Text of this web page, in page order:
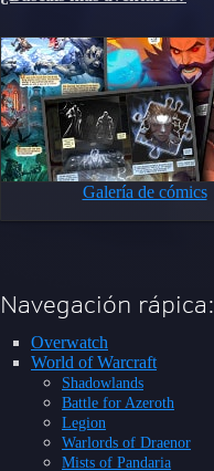
Galería de cómics
Navegación rápica:
Overwatch
World of Warcraft
Shadowlands
Battle for Azeroth
Legion
Warlords of Draenor
Mists of Pandaria